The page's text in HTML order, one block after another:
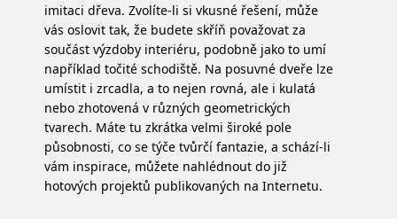
imitaci dřeva. Zvolíte-li si vkusné řešení, může
vás oslovit tak, že budete skříň považovat za
součást výzdoby interiéru, podobně jako to umí
například točité schodiště. Na posuvné dveře lze
umístit i zrcadla, a to nejen rovná, ale i kulatá
nebo zhotovená v různých geometrických
tvarech. Máte tu zkrátka velmi široké pole
působnosti, co se týče tvůrčí fantazie, a schází-li
vám inspirace, můžete nahlédnout do již
hotových projektů publikovaných na Internetu.